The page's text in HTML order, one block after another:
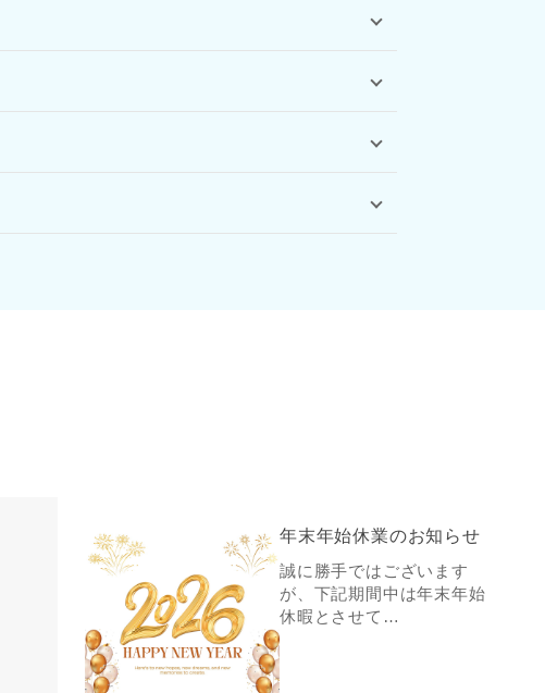
年末年始休業のお知らせ
誠に勝手ではございます
が、下記期間中は年末年始
休暇とさせて…